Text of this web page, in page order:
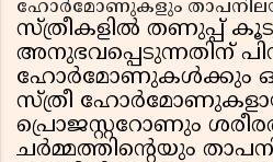
ഹോർമോണുകളും
സ്ത്രീകളിൽ തണുപ്പ്
അനുഭവപ്പെടുന്നതിന്
ഹോർമോണുകൾക്കും ഒരു
സ്ത്രീ
പ്രൊജസ്റ്ററോണും
ചർമ്മത്തിൻ്റെയും